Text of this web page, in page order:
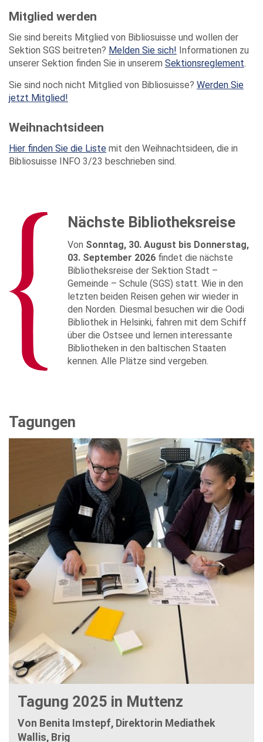
Mitglied werden
Sie sind bereits Mitglied von Bibliosuisse und wollen der
Sektion SGS beitreten? Melden Sie sich! Informationen zu
unserer Sektion finden Sie in unserem Sektionsreglement.
Sie sind noch nicht Mitglied von Bibliosuisse? Werden Sie
jetzt Mitglied!
Weihnachtsideen
Hier finden Sie die Liste mit den Weihnachtsideen, die in
Bibliosuisse INFO 3/23 beschrieben sind.
Nächste Bibliotheksreise
Von Sonntag, 30. August bis Donnerstag,
03. September 2026 findet die nächste
Bibliotheksreise der Sektion Stadt –
Gemeinde – Schule (SGS) statt. Wie in den
letzten beiden Reisen gehen wir wieder in
den Norden. Diesmal besuchen wir die Oodi
Bibliothek in Helsinki, fahren mit dem Schiff
über die Ostsee und lernen interessante
Bibliotheken in den baltischen Staaten
kennen. Alle Plätze sind vergeben.
Tagungen
Tagung 2025 in Muttenz
Von Benita Imstepf, Direktorin Mediathek
Wallis, Brig